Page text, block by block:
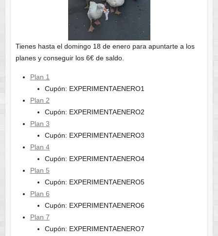
Tienes hasta el domingo 18 de enero para apuntarte a los
planes y conseguir los 6€ de saldo.
Plan 1
Cupón: EXPERIMENTAENERO1
Plan 2
Cupón: EXPERIMENTAENERO2
Plan 3
Cupón: EXPERIMENTAENERO3
Plan 4
Cupón: EXPERIMENTAENERO4
Plan 5
Cupón: EXPERIMENTAENERO5
Plan 6
Cupón: EXPERIMENTAENERO6
Plan 7
Cupón: EXPERIMENTAENERO7